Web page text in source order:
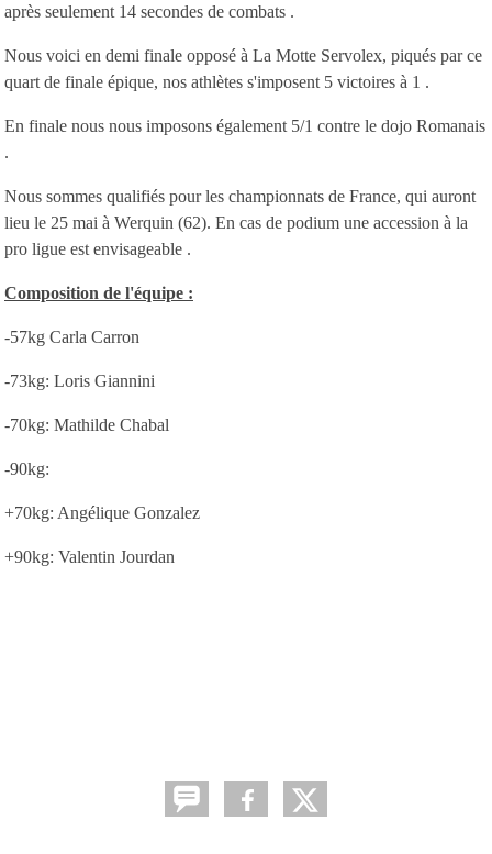
après seulement 14 secondes de combats .
Nous voici en demi finale opposé à La Motte Servolex, piqués par ce
quart de finale épique, nos athlètes s'imposent 5 victoires à 1 .
En finale nous nous imposons également 5/1 contre le dojo Romanais
.
Nous sommes qualifiés pour les championnats de France, qui auront
lieu le 25 mai à Werquin (62). En cas de podium une accession à la
pro ligue est envisageable .
Composition de l'équipe :
-57kg Carla Carron
-73kg: Loris Giannini
-70kg: Mathilde Chabal
-90kg:
+70kg: Angélique Gonzalez
+90kg: Valentin Jourdan